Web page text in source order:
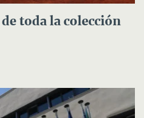
toda la colección